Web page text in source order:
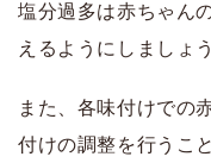
塩分過多は赤ちゃん
えるようにしましょう
また、各味付けでの
付けの調整を行うこ